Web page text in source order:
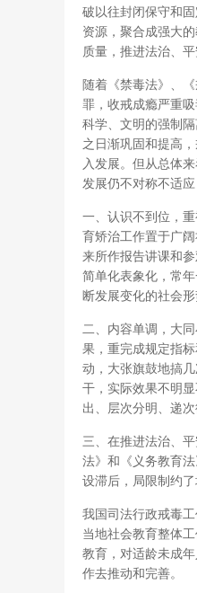
破以往封闭保守和
资源，聚合成强大
质量，推进法治、
随着《禁毒法》、
罪，收戒成瘾严重
科学、文明的强制
之日渐巩固和提高
入发展。但从总体
发展仍不对称不适
一、认识不到位，
育矫治工作置于广
来所作报告讲课和
简单化表象化，常
断发展变化的社会
二、内容单调，大
果，重完成规定指
动，大张旗鼓地搞
干，实际效果不明
出、层次分明、递
三、在推进法治、
法》和《义务教育
设滞后，局限制约
我国司法行政戒毒
当地社会教育整体
教育，对适龄未成
作去推动和完善。